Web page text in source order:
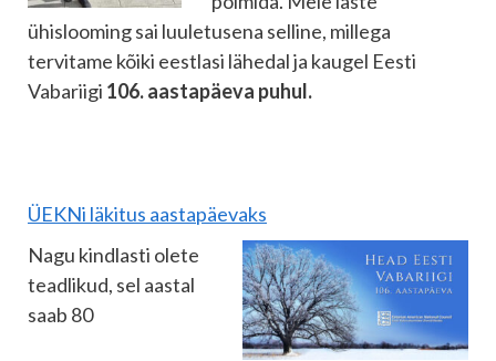
ühislooming sai luuletusena selline, millega
tervitame kõiki eestlasi lähedal ja kaugel Eesti
Vabariigi 106. aastapäeva puhul.
ÜEKNi läkitus aastapäevaks
Nagu kindlasti olete
teadlikud, sel aastal
saab 80